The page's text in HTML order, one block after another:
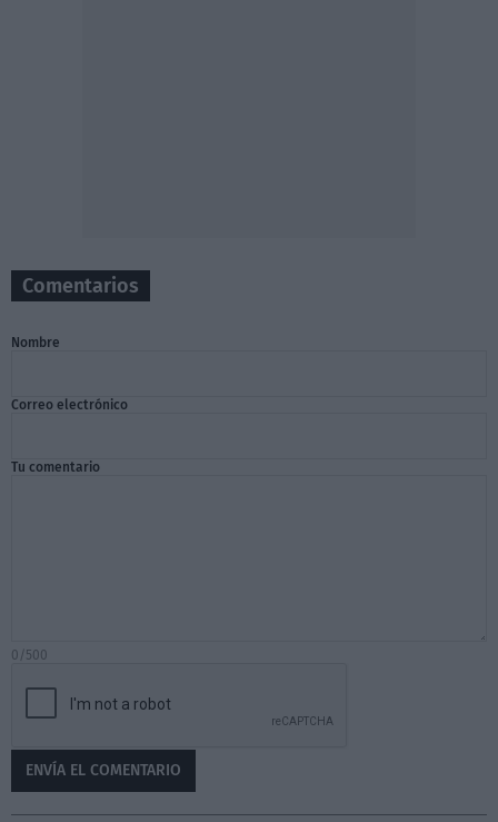
Comentarios
Nombre
Correo electrónico
Tu comentario
0/500